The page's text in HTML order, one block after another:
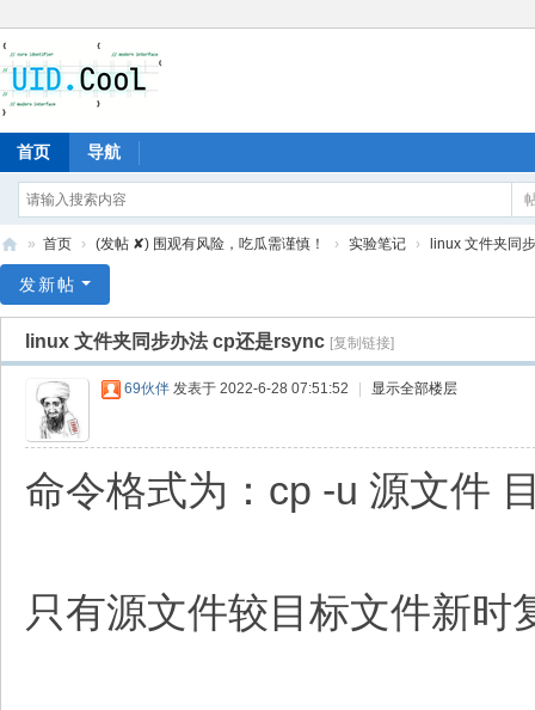
首页 导航
爱
» 首页 › (发帖 ✘) 围观有风险，吃瓜需谨慎！ › 实验笔记 › linux 文件夹同
发新帖
linux 文件夹同步办法 cp还是rsync [复制链接]
69伙伴 发表于 2022-6-28 07:51:52 显示全部楼层
命令格式为：cp -u 源文件
只有源文件较目标文件新时